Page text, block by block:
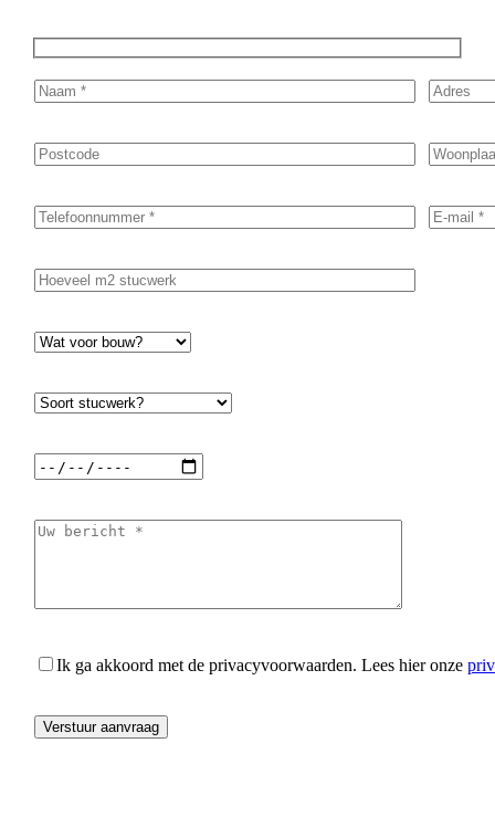
Ik ga akkoord met de privacyvoorwaarden. Lees hier onze